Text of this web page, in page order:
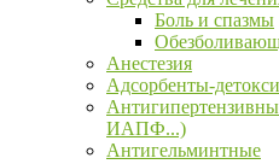
Боль и спазмы
Анестезия
Адсорбенты-
ИАПФ...)
Антигельминтные